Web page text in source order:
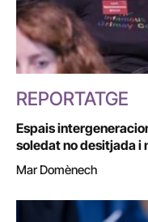
REPORTATGE
Espais
soledat no desitjada i
Mar Domènech